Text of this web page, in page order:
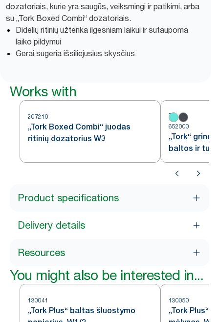
dozatoriais, kurie yra saugūs, veiksmingi ir patikimi, arba
su „Tork Boxed Combi“ dozatoriais.
Didelių ritinių užtenka ilgesniam laikui ir sutaupoma
laiko pildymui
Gerai sugeria išsiliejusius skysčius
Works with
207210
„Tork Boxed Combi“ juodas
ritinių dozatorius W3
652000
„Tork“
baltos ir
Product specifications
Delivery details
Resources
You might also be interested in...
130041
„Tork Plus“ baltas šluostymo
130050
„Tork Plus“